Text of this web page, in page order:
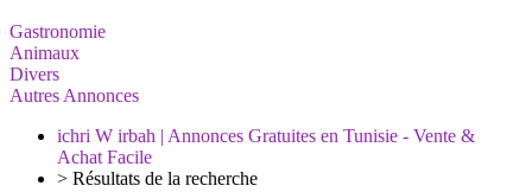
Gastronomie
Animaux
Divers
Autres Annonces
ichri W irbah | Annonces Gratuites en Tunisie - Vente &
Achat Facile
> Résultats de la recherche